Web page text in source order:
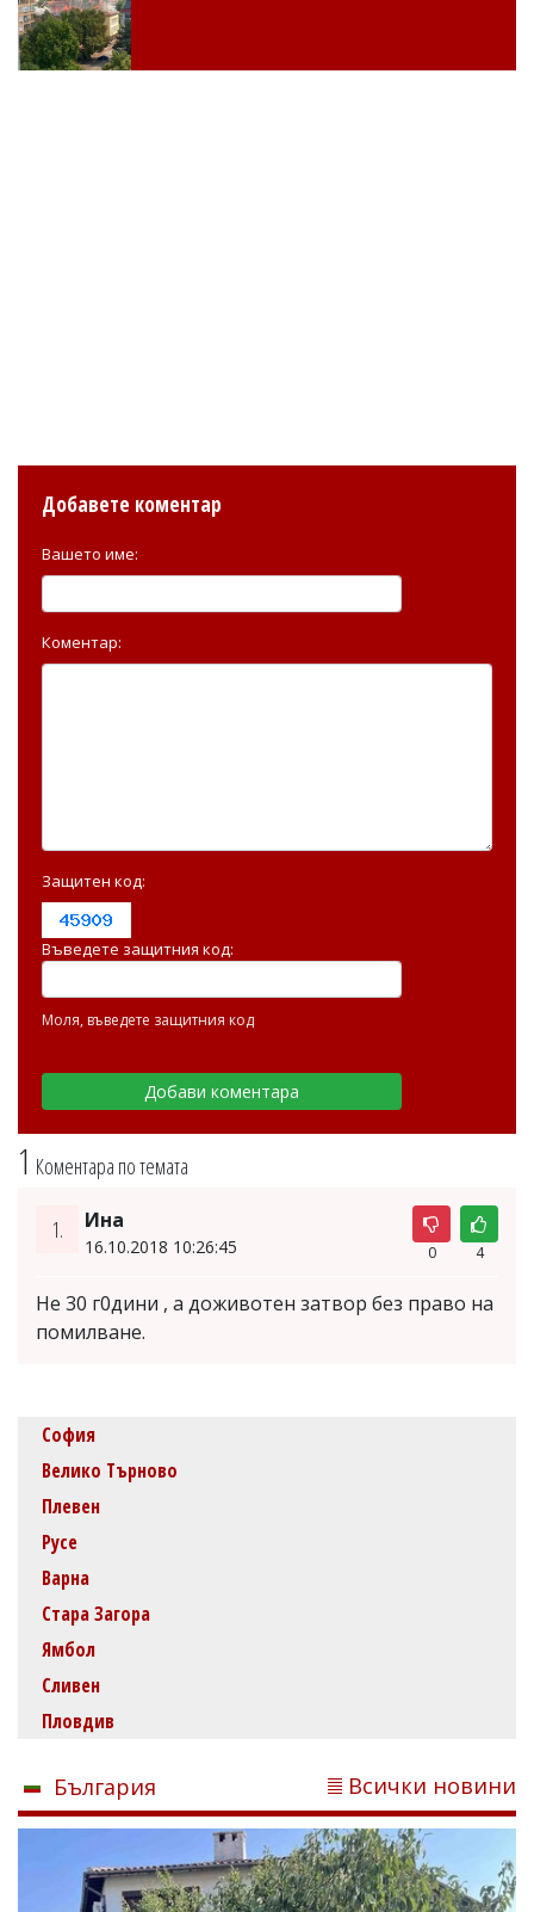
1 Коментара по темата
1. Ина
16.10.2018 10:26:45 0 4
Не 30 г0дини , а доживотен затвор без право на
помилване.
Добавете коментар
Вашето име:
Коментар:
Защитен код:
Въведете защитния код:
Моля, въведете защитния код
София
Велико Търново
Плевен
Русе
Варна
Стара Загора
Ямбол
Сливен
Пловдив
България Всички новини